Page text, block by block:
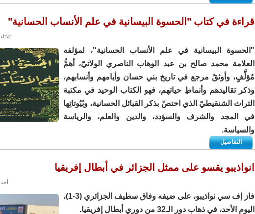
قراءة في كتاب "الحسوة البيسانية في علم الأنساب الحسانية"
ثلاثاء, 23/11/2021 - 09:56
"الحسوة البيسانية في علم الأنساب الحسانية"، لمؤلفه
العلامة محمد صالح بن عبد الوهاب الناصري الولاتيّ، أهمُّ
مُؤلَّفٍ، وأوثقُ مرجع في تاريخ بني حسان وأيامهم وأنسابهم،
وذكر تقاليدهم وأنماطِ حياتهم، فهو الكتاب الوحيد في مكتبة
التراث الشنقيطيّ الذي اختصّ بذكر القبائل الحسانية، وبُيُوتاتِها
في المجد والشرف والسؤدد، والدين والعلم، والرياسة
والسياسة.
التفاصيل
انواذيبو يقسو على ممثل الجزائر في أبطال إفريقيا
أحد, 17/10/2021 - 22:49
فاز إف سي نواذيبو، على ضيفه وفاق سطيف الجزائري (3-1)،
اليوم الأحد، في ذهاب دور الـ32 من دوري أبطال إفريقيا.